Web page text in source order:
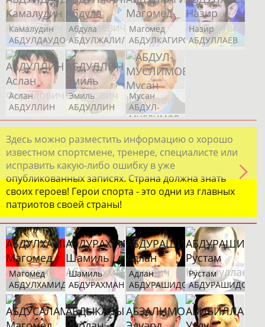
Камалудин
АБДУЛДАУДОВ
Абдула
АБДУЛЖАЛИЛОВ
Магомед
АБДУЛКАГИРОВ
Назир
АБДУЛЛАЕВ
Аслан
АБДУЛЛИН
Эмиль
АБДУЛЛИН
Мусан
АБДУЛ-
МУСЛИМОВ
Здесь можно разместить информацию о хорошо
известном спортсмене, тренере, специалисте или
исправить какую-либо ошибку в уже
опубликованных записях. Страна должна знать
своих героев! Герои спорта - это одни из главных
патриотов своей страны!
Магомед
АБДУЛХАМИДОВ
Шамиль
АБДУРАХМАНОВ
Адлан
АБДУРАШИДОВ
Рустам
АБДУРАШИДОВ
Анатолий
ФЕДОТОВ
Евгений
БЕЛОВ
Роберт
ЗАКИРОВ
Егор
Роман
САФИУЛЛИН
Константин
ИВЛИЕВ
София
ИЛЬТЕРЯКОВА